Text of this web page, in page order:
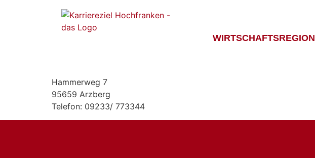
WIRTSCHAFTSREGION
Hammerweg 7
95659 Arzberg
Telefon: 09233/ 773344